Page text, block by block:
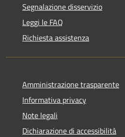
Segnalazione disservizio
Leggi le FAQ
Richiesta assistenza
Amministrazione trasparente
Informativa privacy
Note legali
Dichiarazione di accessibilità